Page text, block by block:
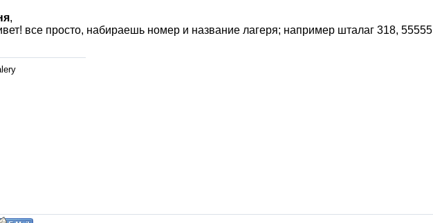
,
все просто, набираешь номер и название лагеря; например шталаг 318, 55555